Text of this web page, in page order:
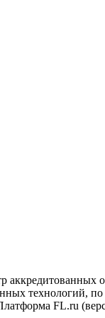
технологий,
FL.ru